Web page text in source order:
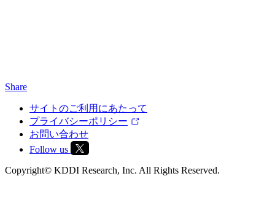
Share
サイトのご利用にあたって
プライバシーポリシー
お問い合わせ
Follow us
Copyright© KDDI Research, Inc. All Rights Reserved.